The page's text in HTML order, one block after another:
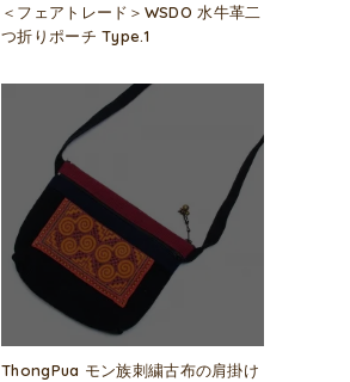
＜フェアトレード＞WSDO 水牛革二
つ折りポーチ Type.1
ThongPua モン族刺繍古布の肩掛け